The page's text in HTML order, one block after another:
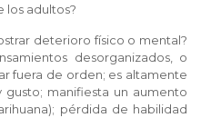
los adultos?
deterioro físico o mental?
desorganizados, o
fuera de orden; es altamente
manifiesta un aumento
pérdida de habilidad